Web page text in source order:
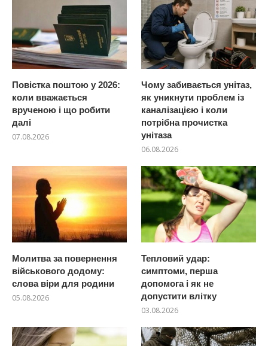
Повістка поштою у 2026:
коли вважається
врученою і що робити
далі
07.08.2026
Чому забивається унітаз,
як уникнути проблем із
каналізацією і коли
потрібна прочистка
унітаза
06.08.2026
Молитва за повернення
військового додому:
слова віри для родини
05.08.2026
Тепловий удар:
симптоми, перша
допомога і як не
допустити влітку
03.08.2026